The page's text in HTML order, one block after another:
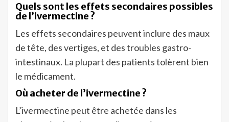
Quels sont les effets secondaires possibles
de l’ivermectine ?
Les effets secondaires peuvent inclure des maux
de tête, des vertiges, et des troubles gastro-
intestinaux. La plupart des patients tolèrent bien
le médicament.
Où acheter de l’ivermectine ?
L’ivermectine peut être achetée dans les